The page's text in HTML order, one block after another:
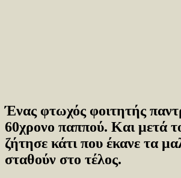
Ένας φτωχός φοιτητής
60χρονο παππού. Και μετά
ζήτησε κάτι που έκανε τα
σταθούν στο τέλος.